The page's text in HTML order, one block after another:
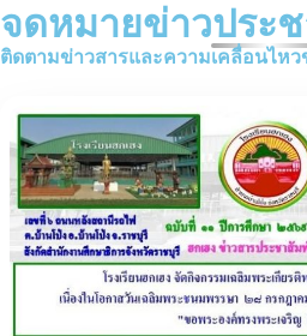
จดหมายข่าวประ
ติดตามข่าวสารและความเคลื่อนไหว